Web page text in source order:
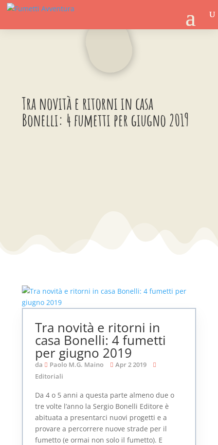
Tra novità e ritorni in casa
Bonelli: 4 fumetti per giugno 2019
Tra novità e ritorni in
casa Bonelli: 4 fumetti
per giugno 2019
da Paolo M.G. Maino
Apr 2 2019
Editoriali
Da 4 o 5 anni a questa parte almeno due o
tre volte l’anno la Sergio Bonelli Editore è
abituata a presentarci nuovi progetti e a
provare a percorrere nuove strade per il
fumetto (e ormai non solo il fumetto). E